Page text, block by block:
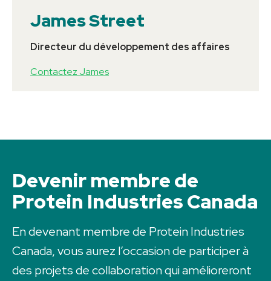
James Street
Directeur du développement des affaires
Contactez James
Devenir membre de
Protein Industries Canada
En devenant membre de Protein Industries
Canada, vous aurez l’occasion de participer à
des projets de collaboration qui amélioreront